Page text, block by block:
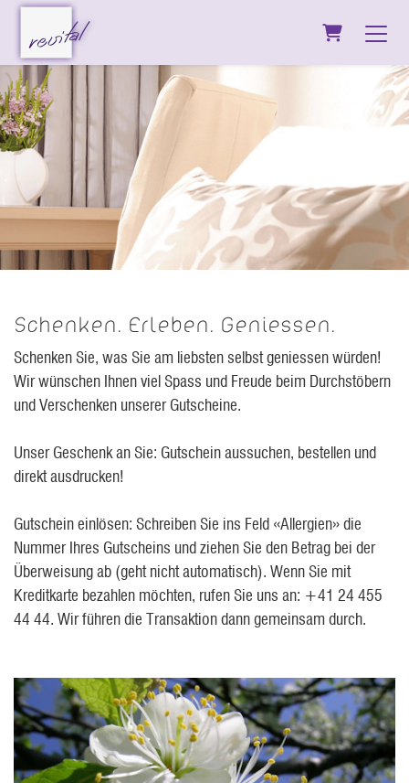
Warenkorb
Schenken. Erleben. Geniessen.
Schenken Sie, was Sie am liebsten selbst geniessen würden!
Wir wünschen Ihnen viel Spass und Freude beim Durchstöbern
und Verschenken unserer Gutscheine.
Unser Geschenk an Sie: Gutschein aussuchen, bestellen und
direkt ausdrucken!
Gutschein einlösen: Schreiben Sie ins Feld «Allergien» die
Nummer Ihres Gutscheins und ziehen Sie den Betrag bei der
Überweisung ab (geht nicht automatisch). Wenn Sie mit
Kreditkarte bezahlen möchten, rufen Sie uns an: +41 24 455
44 44. Wir führen die Transaktion dann gemeinsam durch.